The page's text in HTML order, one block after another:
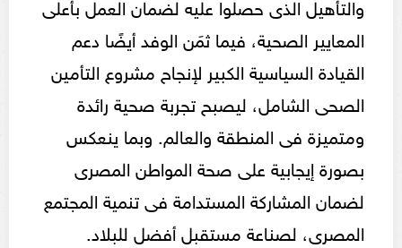
المعايير الصحية، فيما ثمَن الوفد أيضًا دعم
القيادة السياسية الكبير لإنجاح مشروع التأمين
الصحى الشامل، ليصبح تجربة صحية رائدة
ومتميزة فى المنطقة والعالم. وبما ينعكس
بصورة إيجابية على صحة المواطن المصرى
لضمان المشاركة المستدامة فى تنمية المجتمع
المصرى، لصناعة مستقبل أفضل للبلاد.